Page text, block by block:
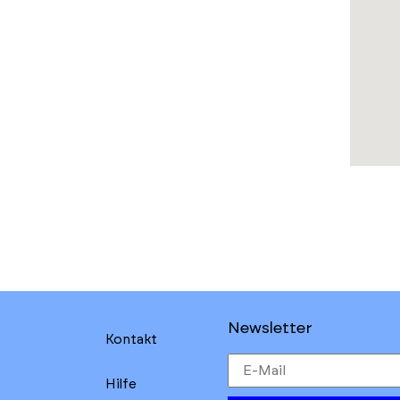
Kontakt
Hilfe
Newsletter